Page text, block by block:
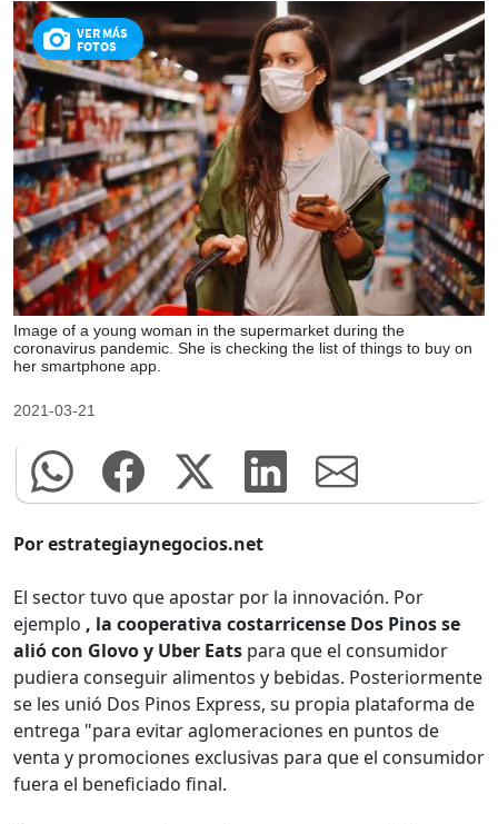
VER MÁS
FOTOS
Image of a young woman in the supermarket during the
coronavirus pandemic. She is checking the list of things to buy on
her smartphone app.
2021-03-21
Por estrategiaynegocios.net
El sector tuvo que apostar por la innovación. Por
ejemplo , la cooperativa costarricense Dos Pinos se
alió con Glovo y Uber Eats para que el consumidor
pudiera conseguir alimentos y bebidas. Posteriormente
se les unió Dos Pinos Express, su propia plataforma de
entrega "para evitar aglomeraciones en puntos de
venta y promociones exclusivas para que el consumidor
fuera el beneficiado final.